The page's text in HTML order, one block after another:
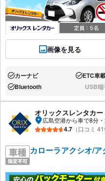
画像を見る
あり:カーナビ あり:ETC車
あり:Bluetooth なし:USB端
オリックスレンタカー
広島空港から車で8分
4.7 （口コミ 41
カローラアクシオ/ア